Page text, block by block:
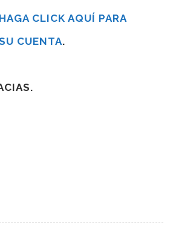
HAGA CLICK AQUÍ PARA
CUENTA.